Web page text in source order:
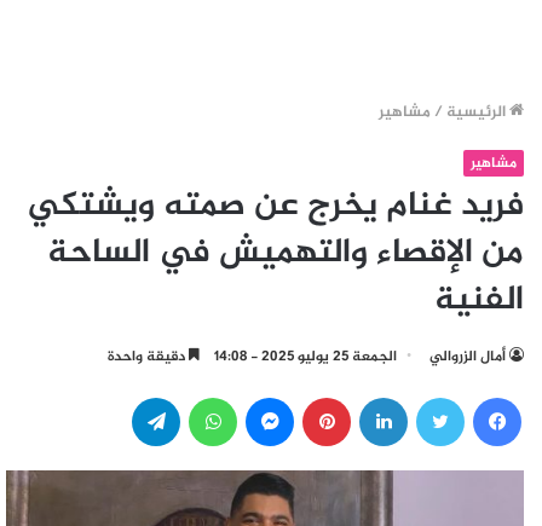
الرئيسية / مشاهير
مشاهير
فريد غنام يخرج عن صمته ويشتكي
من الإقصاء والتهميش في الساحة
الفنية
أمال الزروالي الجمعة 25 يوليو 2025 - 14:08 دقيقة واحدة